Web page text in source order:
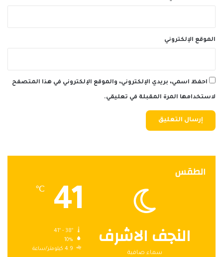
الموقع الإلكتروني
احفظ اسمي، بريدي الإلكتروني، والموقع الإلكتروني في هذا المتصفح
لاستخدامها المرة المقبلة في تعليقي.
الطقس
النجف الاشرف
سماء صافية
41
℃
10%
4.9 كيلومتر/ساعة